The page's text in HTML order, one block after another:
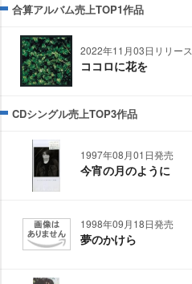
合算アルバム売上TOP1作品
2022年11月03日リリース
ココロに花を
CDシングル売上TOP3作品
1997年08月01日発売
今宵の月のように
1998年09月18日発売
夢のかけら